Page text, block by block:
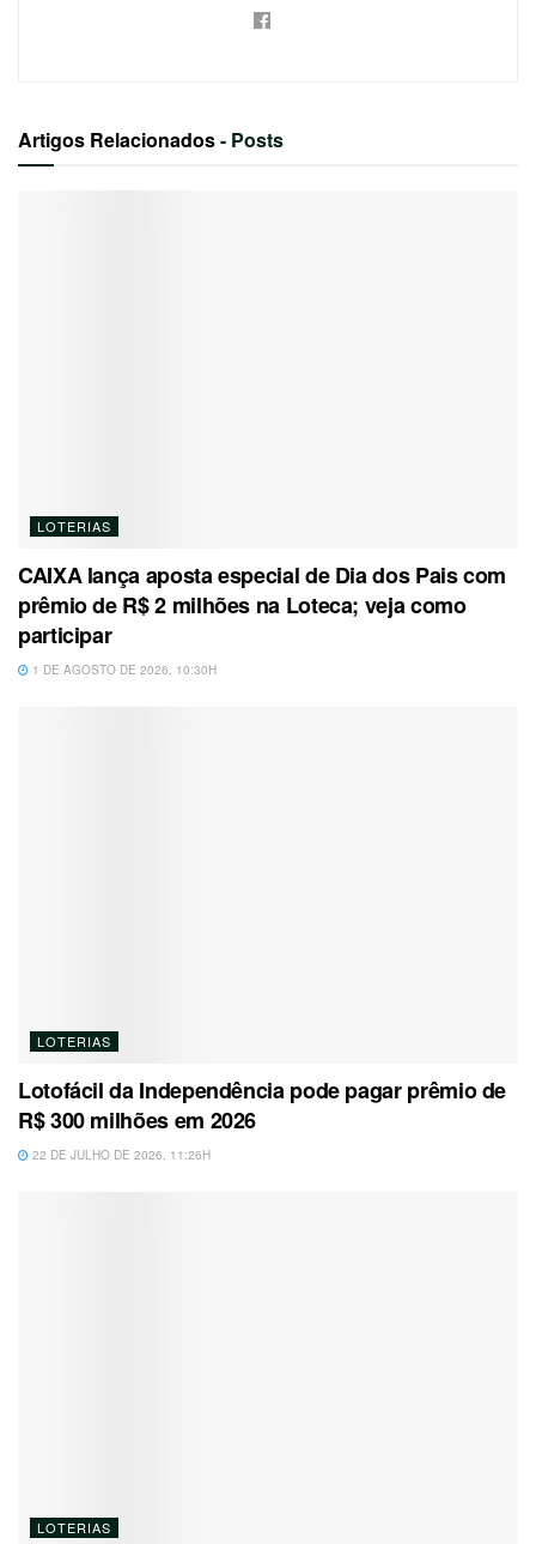
Artigos Relacionados- Posts
LOTERIAS
CAIXA lança aposta especial de Dia dos Pais com
prêmio de R$ 2 milhões na Loteca; veja como
participar
1 DE AGOSTO DE 2026, 10:30H
LOTERIAS
Lotofácil da Independência pode pagar prêmio de
R$ 300 milhões em 2026
22 DE JULHO DE 2026, 11:26H
LOTERIAS